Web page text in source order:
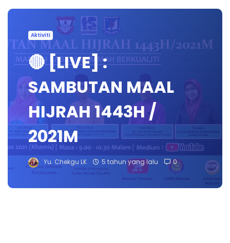
Aktiviti
🔴 [LIVE] :
SAMBUTAN MAAL
HIJRAH 1443H /
2021M
Yu. Chekgu LK 5 tahun yang lalu 0